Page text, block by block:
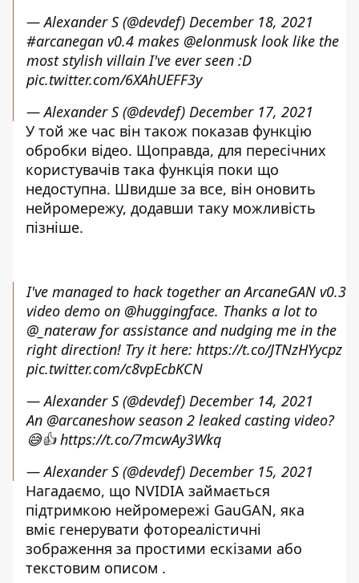
— Alexander S (@devdef) December 18, 2021
#arcanegan v0.4 makes @elonmusklook like the
most stylish villain I've ever seen :D
pic.twitter.com/6XAhUEFF3y
— Alexander S (@devdef) December 17, 2021
У той же час він також показав функцію
обробки відео. Щоправда, для пересічних
користувачів така функція поки що
недоступна. Швидше за все, він оновить
нейромережу, додавши таку можливість
пізніше.
I've managed to hack together an ArcaneGAN v0.3
video demo on @huggingface. Thanks a lot to
@_naterawfor assistance and nudging me in the
right direction! Try it here: https://t.co/JTNzHYycpz
pic.twitter.com/c8vpEcbKCN
— Alexander S (@devdef) December 14, 2021
An @arcaneshowseason 2 leaked casting video?
😅👍https://t.co/7mcwAy3Wkq
— Alexander S (@devdef) December 15, 2021
Нагадаємо, що NVIDIA займається
підтримкою нейромережі GauGAN, яка
вміє генерувати фотореалістичні
зображення за простими ескізами або
текстовим описом .